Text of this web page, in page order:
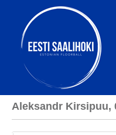
Aleksandr Kirsipuu,